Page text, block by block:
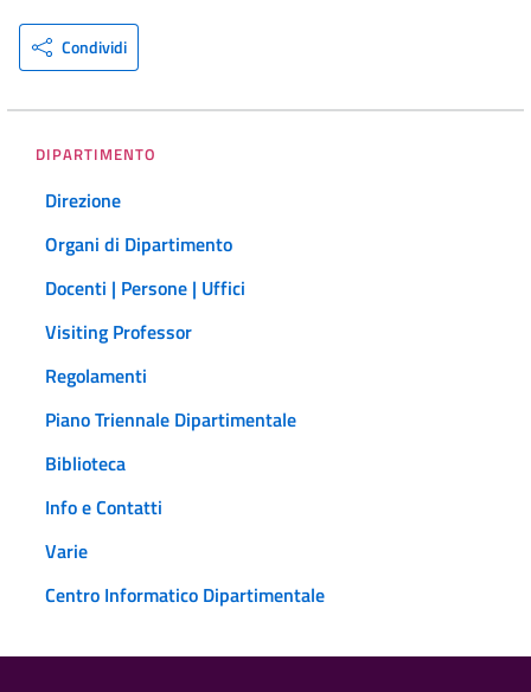
Condividi
DIPARTIMENTO
Direzione
Organi di Dipartimento
Docenti | Persone | Uffici
Visiting Professor
Regolamenti
Piano Triennale Dipartimentale
Biblioteca
Info e Contatti
Varie
Centro Informatico Dipartimentale